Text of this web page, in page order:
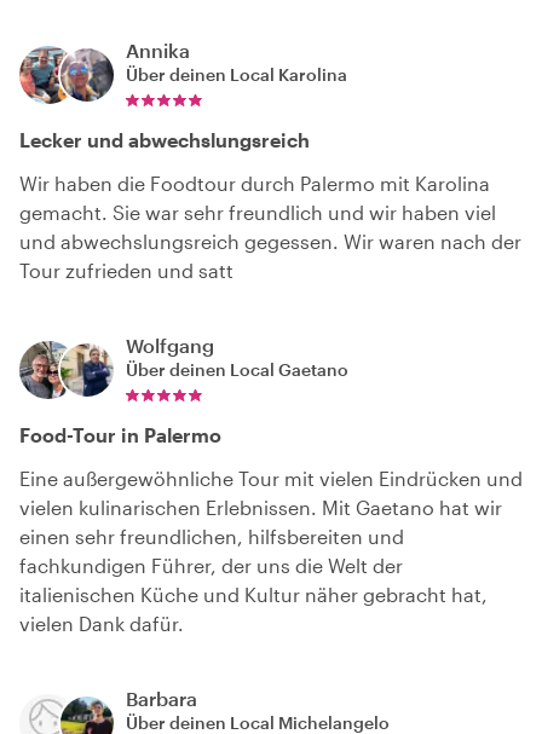
Annika
Über deinen Local Karolina
Lecker und abwechslungsreich
Wir haben die Foodtour durch Palermo mit Karolina
gemacht. Sie war sehr freundlich und wir haben viel
und abwechslungsreich gegessen. Wir waren nach der
Tour zufrieden und satt
Wolfgang
Über deinen Local Gaetano
Food-Tour in Palermo
Eine außergewöhnliche Tour mit vielen Eindrücken und
vielen kulinarischen Erlebnissen. Mit Gaetano hat wir
einen sehr freundlichen, hilfsbereiten und
fachkundigen Führer, der uns die Welt der
italienischen Küche und Kultur näher gebracht hat,
vielen Dank dafür.
Barbara
Über deinen Local Michelangelo